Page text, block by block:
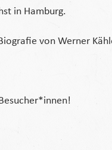
in Hamburg.
von Werner